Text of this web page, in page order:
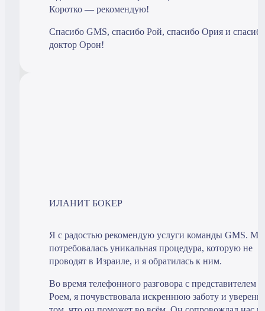
Коротко — рекомендую!
Спасибо GMS, спасибо Рой, спасибо Ория и спасибо
доктор Орон!
ИЛАНИТ БОКЕР
Я с радостью рекомендую услуги команды GMS.
потребовалась уникальная процедура, которую не
проводят в Израиле, и я обратилась к ним.
Во время телефонного разговора с представителем
Роем, я почувствовала искреннюю заботу и